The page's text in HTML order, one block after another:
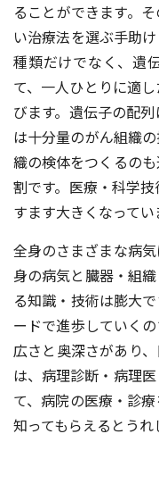
ることができます。
い治療法を選ぶ⼿助
種類だけでなく、遺
て、⼀⼈ひとりに適
びます。遺伝⼦の配
は⼗分量のがん組織
織の検体をつくるの
割です。医療・科学
すます⼤きくなってい
全⾝のさまざまな病
⾝の病気と臓器・組
る知識・技術は膨⼤
ードで進歩していく
広さと奥深さがあり
は、病理診断・病理
て、病院の医療・診
知ってもらえるとうれ